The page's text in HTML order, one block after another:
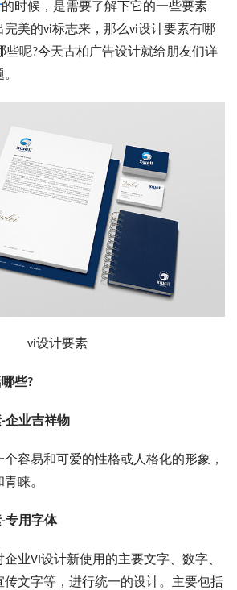
的时候，是需要了解下它的一些要素
完美的vi标志来，那么vi设计要素有哪
些呢?今天古柏广告设计就给朋友们详
vi设计要素
些?
企业吉祥物
易和可爱的性格或人格化的形象，
睐。
专用字体
VI设计新使用的主要文字、数字、
传文字等，进行统一的设计。主要包括